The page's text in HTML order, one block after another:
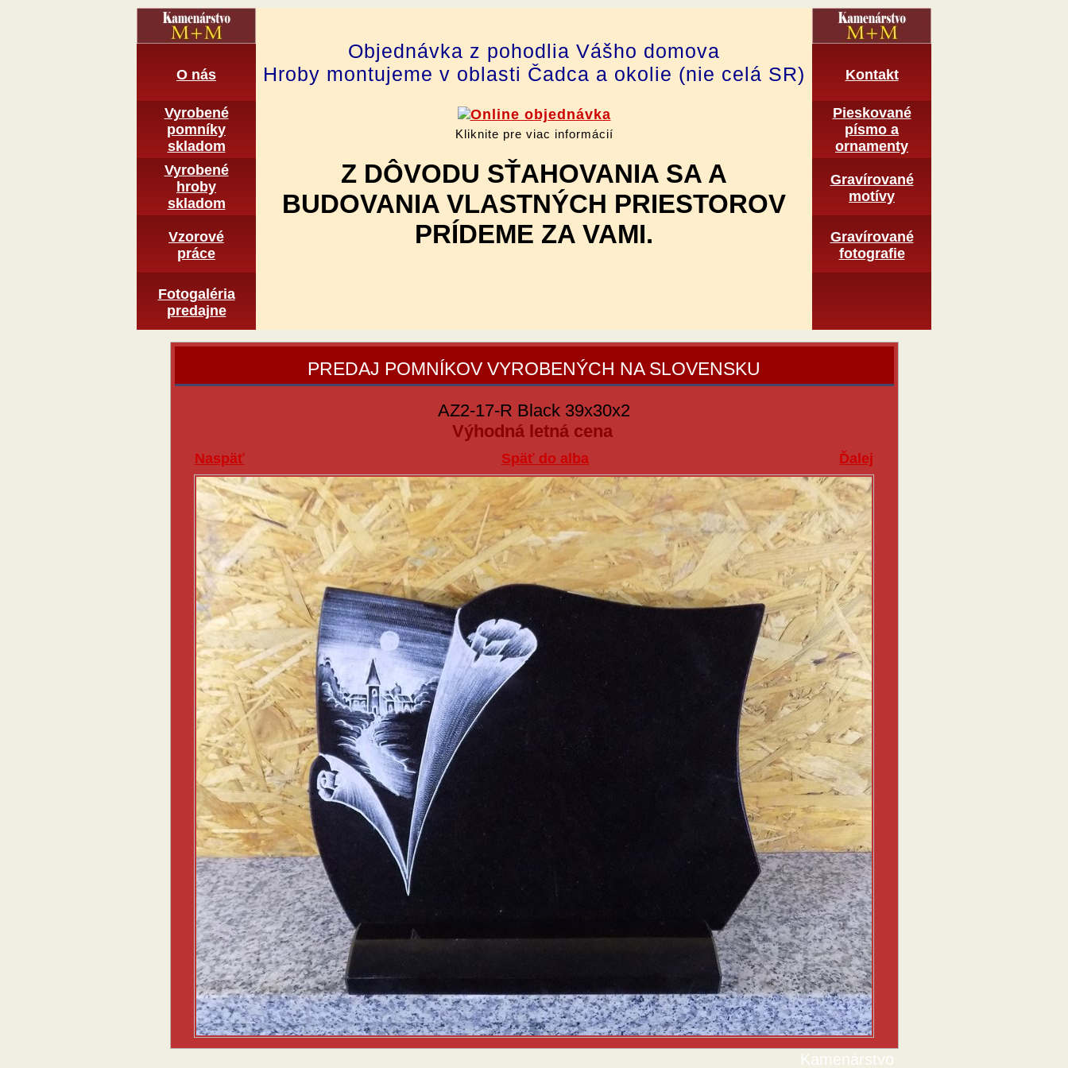
O nás
Vyrobené
pomní­ky
skladom
Vyrobené
hroby
skladom
Vzorové
práce
Fotogaléria
predajne
Objednávka z pohodlia Vášho domova
Hroby montujeme v oblasti Čadca a okolie (nie celá SR)
Kliknite pre viac informácií
Z DÔVODU SŤAHOVANIA SA A
BUDOVANIA VLASTNÝCH PRIESTOROV
PRÍDEME ZA VAMI.
Kontakt
Pieskované
pí­smo a
ornamenty
Gravírované
motí­vy
Graví­rované
fotografie
PREDAJ POMNÍKOV VYROBENÝCH NA SLOVENSKU
AZ2-17-R Black 39x30x2
Výhodná letná cena
Naspäť Späť do alba Ďalej
Kamenárstvo